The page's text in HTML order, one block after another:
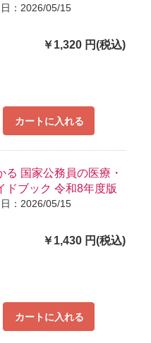
：2026/05/15
￥1,320 円(税込)
カートに入れる
る 国家公務員の医療・
ドブック 令和8年度版
：2026/05/15
￥1,430 円(税込)
カートに入れる